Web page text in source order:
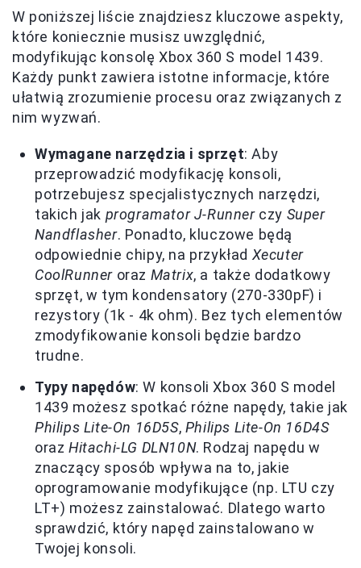
W poniższej liście znajdziesz kluczowe aspekty,
które koniecznie musisz uwzględnić,
modyfikując konsolę Xbox 360 S model 1439.
Każdy punkt zawiera istotne informacje, które
ułatwią zrozumienie procesu oraz związanych z
nim wyzwań.
Wymagane narzędzia i sprzęt: Aby
przeprowadzić modyfikację konsoli,
potrzebujesz specjalistycznych narzędzi,
takich jak programator J-Runnerczy Super
Nandflasher. Ponadto, kluczowe będą
odpowiednie chipy, na przykład Xecuter
CoolRunner oraz Matrix, a także dodatkowy
sprzęt, w tym kondensatory (270-330pF) i
rezystory (1k - 4k ohm). Bez tych elementów
zmodyfikowanie konsoli będzie bardzo
trudne.
Typy napędów: W konsoli Xbox 360 S model
1439 możesz spotkać różne napędy, takie jak
Philips Lite-On 16D5S, Philips Lite-On 16D4S
oraz Hitachi-LG DLN10N. Rodzaj napędu w
znaczący sposób wpływa na to, jakie
oprogramowanie modyfikujące (np. LTU czy
LT+) możesz zainstalować. Dlatego warto
sprawdzić, który napęd zainstalowano w
Twojej konsoli.